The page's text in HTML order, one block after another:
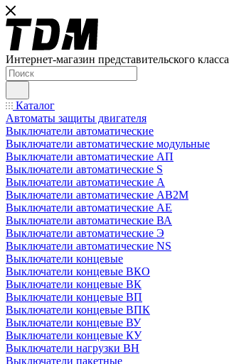
Интернет-магазин представительского класса
Каталог
Автоматы защиты двигателя
Выключатели автоматические
Выключатели автоматические модульные
Выключатели автоматические АП
Выключатели автоматические S
Выключатели автоматические А
Выключатели автоматические АВ2М
Выключатели автоматические АЕ
Выключатели автоматические ВА
Выключатели автоматические Э
Выключатели автоматические NS
Выключатели концевые
Выключатели концевые ВКО
Выключатели концевые ВК
Выключатели концевые ВП
Выключатели концевые ВПК
Выключатели концевые ВУ
Выключатели концевые КУ
Выключатели нагрузки ВН
Выключатели пакетные